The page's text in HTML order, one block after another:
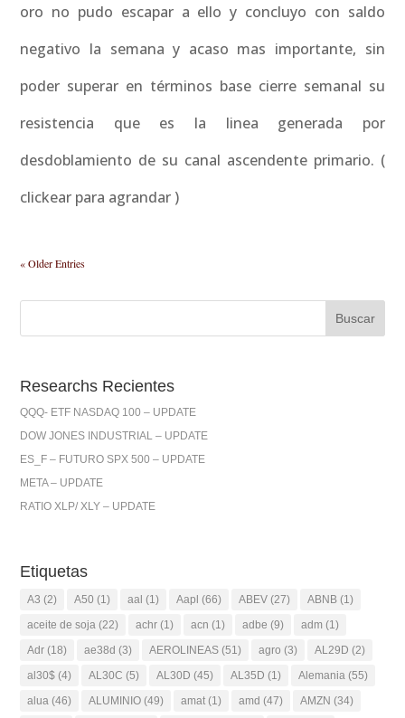
oro no pudo escapar a ello y concluyo con saldo
negativo la semana y acaso mas importante, sin
poder superar en términos base cierre semanal su
resistencia que es la linea generada por
desdoblamiento de su canal ascendente primario. (
clickear para agrandar )
« Older Entries
Researchs Recientes
QQQ- ETF NASDAQ 100 – UPDATE
DOW JONES INDUSTRIAL – UPDATE
ES_F – FUTURO SPX 500 – UPDATE
META – UPDATE
RATIO XLP/ XLY – UPDATE
Etiquetas
A3 (2) A50 (1) aal (1) Aapl (66) ABEV (27) ABNB (1)
aceite de soja (22) achr (1) acn (1) adbe (9) adm (1)
Adr (18) ae38d (3) AEROLINEAS (51) agro (3) AL29D (2)
al30$ (4) AL30C (5) AL30D (45) AL35D (1) Alemania (55)
alua (46) ALUMINIO (49) amat (1) amd (47) AMZN (34)